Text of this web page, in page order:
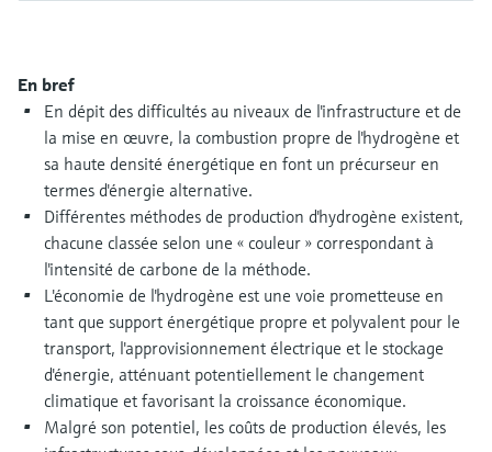
Trouver des informations et de la
documentation spécifiques à un produit
Recherche de pièces détachées
Trouvez la bonne pièce de rechange en
tapant la racine/le code du produit et
accédez aux données spécifiques, vues
éclatées et notices de montage des appareils
pour un remplacement/réparation rapide.
micro-ondes
Mesure du niveau par la pression
Voir tous
Photomètres de process
Mesure par transmission de micro-
ondes
Technologie Memosens
Voir tous
En bref
En dépit des difficultés au niveaux de l'infrastructure et de
la mise en œuvre, la combustion propre de l'hydrogène et
sa haute densité énergétique en font un précurseur en
termes d'énergie alternative.
Différentes méthodes de production d'hydrogène existent,
chacune classée selon une « couleur » correspondant à
l'intensité de carbone de la méthode.
L'économie de l'hydrogène est une voie prometteuse en
tant que support énergétique propre et polyvalent pour le
transport, l'approvisionnement électrique et le stockage
d'énergie, atténuant potentiellement le changement
climatique et favorisant la croissance économique.
Malgré son potentiel, les coûts de production élevés, les